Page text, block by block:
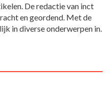
De redactie van inct
en geordend. Met de
in diverse onderwerpen in.